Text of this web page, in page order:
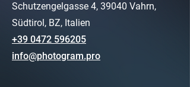
Schutzengelgasse 4, 39040 Vahrn,
Südtirol, BZ, Italien
+39 0472 596205
info@photogram.pro